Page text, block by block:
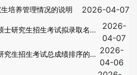
知
培养管理情况的说明 2026-04-07
研究生招生考试拟录取名单
大学生士兵计划）
2026-
04-07
生招生考试总成绩排序的通 2026-
04-06